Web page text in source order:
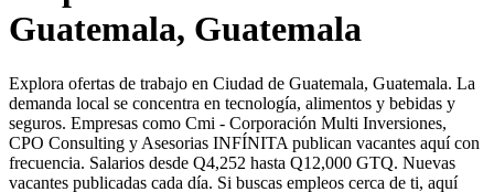
Guatemala, Guatemala
Explora ofertas de trabajo en Ciudad de Guatemala, Guatemala. La
demanda local se concentra en tecnología, alimentos y bebidas y
seguros. Empresas como Cmi - Corporación Multi Inversiones,
CPO Consulting y Asesorias INFÍNITA publican vacantes aquí con
frecuencia. Salarios desde Q4,252 hasta Q12,000 GTQ. Nuevas
vacantes publicadas cada día. Si buscas empleos cerca de ti, aquí